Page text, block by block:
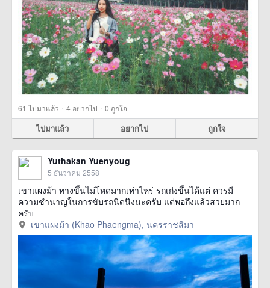
61 ไปมาแล้ว · 4 อยากไป · 0 ถูกใจ
ไปมาแล้ว อยากไป ถูกใจ
Yuthakan Yuenyoug
5 ธันวาคม 2558
เขาแผงม้า ทางขึ้นไม่โหดมากเท่าไหร่ รถเก๋งขึ้นได้แต่ ควรมี
ความชำนาญในการขับรถนิดนึงนะครับ แต่พอถึงแล้วสวยมาก
ครับ
เขาแผงม้า (Khao Phaengma), นครราชสีมา